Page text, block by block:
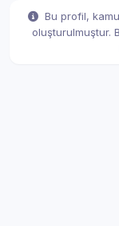
Bu profil,
oluşturulmuştur.